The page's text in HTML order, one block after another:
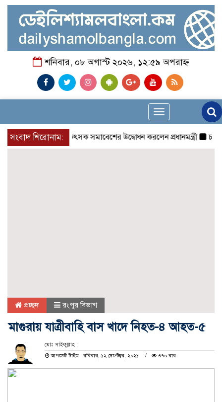
শনিবার, ০৮ অগাস্ট ২০২৬, ১২:৫৯ অপরাহ্ন
Toggle
navigation
সংবাদ শিরোনাম:চিকিৎসক সমাবেশের উদ্বোধন করলেন প্রধানমন্ত্রী
প্রচ্ছদ রংপুর বিভাগ
মাগুরায় যাত্রীবাহি বাস খাদে নিহত-৪ আহত-৫
মোঃ সাইফুল্লাহ ;
আপডেট টাইম : রবিবার, ১২ সেপ্টেম্বর, ২০২১
৩৭০ বার